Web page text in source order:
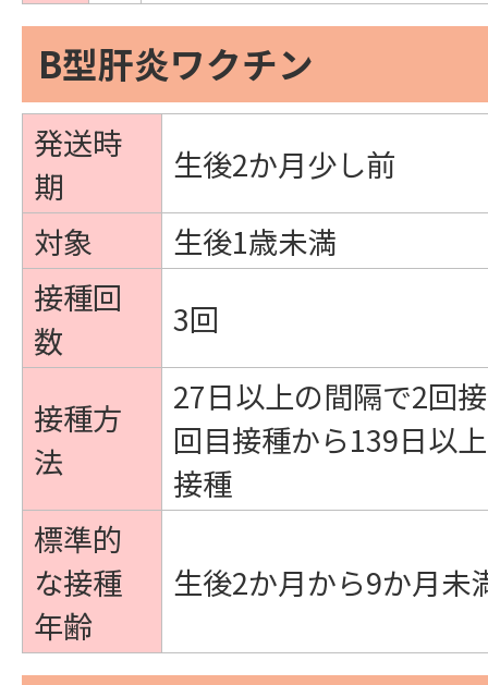
B型肝炎ワクチン
発送時
期
生後2か月少し前
対象
生後1歳未満
接種回
数
3回
接種方
法
27日以上の間隔で2回
回目接種から139日以
接種
標準的
な接種
年齢
生後2か月から9か月未